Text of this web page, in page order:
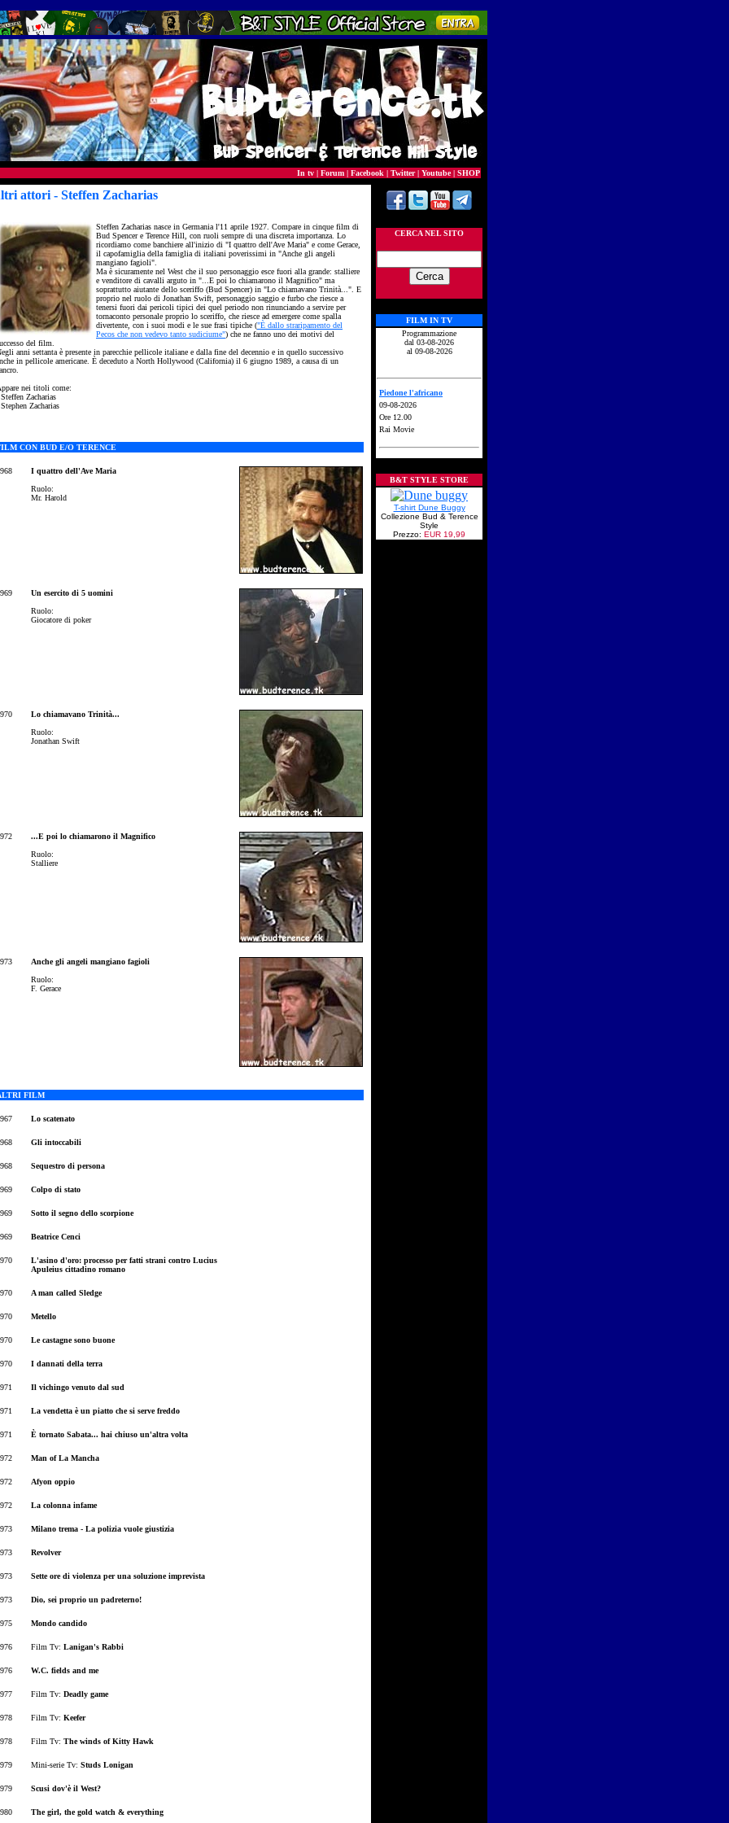
In tv | Forum | Facebook | Twitter| Youtube| SHOP
attori - Steffen Zacharias
Steffen Zacharias nasce in Germania l'11 aprile 1927. Compare in cinque film di
Bud Spencer e Terence Hill, con ruoli sempre di una discreta importanza. Lo
ricordiamo come banchiere all'inizio di "I quattro dell'Ave Maria" e come Gerace,
il capofamiglia della famiglia di italiani poverissimi in "Anche gli angeli
mangiano fagioli".
Ma è sicuramente nel West che il suo personaggio esce fuori alla grande: stalliere
e venditore di cavalli arguto in "...E poi lo chiamarono il Magnifico" ma
soprattutto aiutante dello sceriffo (Bud Spencer) in "Lo chiamavano Trinità...". E
proprio nel ruolo di Jonathan Swift, personaggio saggio e furbo che riesce a
tenersi fuori dai pericoli tipici dei quel periodo non rinunciando a servire per
tornaconto personale proprio lo sceriffo, che riesce ad emergere come spalla
divertente, con i suoi modi e le sue frasi tipiche ("È dallo straripamento del
Pecos che non vedevo tanto sudiciume") che ne fanno uno dei motivi del
del film.
anni settanta è presente in parecchie pellicole italiane e dalla fine del decennio e in quello successivo
in pellicole americane. È deceduto a North Hollywood (California) il 6 giugno 1989, a causa di un
nei titoli come:
Zacharias
Zacharias
CON BUD E/O TERENCE
I quattro dell'Ave Maria
Ruolo:
Mr. Harold
Un esercito di 5 uomini
Ruolo:
Giocatore di poker
Lo chiamavano Trinità...
Ruolo:
Jonathan Swift
...E poi lo chiamarono il Magnifico
Ruolo:
Stalliere
Anche gli angeli mangiano fagioli
Ruolo:
F. Gerace
FILM
Lo scatenato
Gli intoccabili
Sequestro di persona
Colpo di stato
Sotto il segno dello scorpione
Beatrice Cenci
L'asino d'oro: processo per fatti strani contro Lucius
Apuleius cittadino romano
A man called Sledge
Metello
Le castagne sono buone
I dannati della terra
Il vichingo venuto dal sud
La vendetta è un piatto che si serve freddo
È tornato Sabata... hai chiuso un'altra volta
Man of La Mancha
Afyon oppio
La colonna infame
Milano trema - La polizia vuole giustizia
Revolver
Sette ore di violenza per una soluzione imprevista
Dio, sei proprio un padreterno!
Mondo candido
Film Tv: Lanigan's Rabbi
W.C. fields and me
Film Tv: Deadly game
Film Tv: Keefer
Film Tv: The winds of Kitty Hawk
Mini-serie Tv: Studs Lonigan
Scusi dov'è il West?
The girl, the gold watch & everything
CERCA NEL SITO
FILM IN TV
Programmazione
dal 03-08-2026
al 09-08-2026
Piedone l'africano
09-08-2026
Ore 12.00
Rai Movie
B&T STYLE STORE
T-shirt Dune Buggy
Collezione Bud & Terence
Style
Prezzo: EUR 19,99